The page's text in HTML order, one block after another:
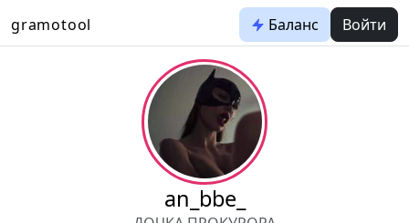
gramotool Баланс Войти
an_bbe_